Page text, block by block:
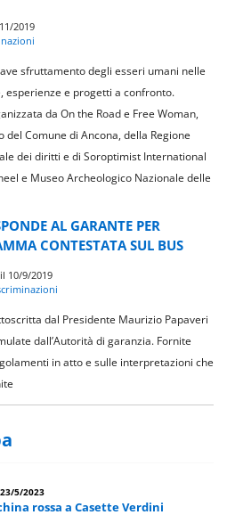
2019
sfruttamento degli esseri umani nelle
esperienze e progetti a confronto.
da On the Road e Free Woman,
Comune di Ancona, della Regione
dei diritti e di Soroptimist International
e Museo Archeologico Nazionale delle
AL GARANTE PER
CONTESTATA SUL BUS
10/9/2019
dal Presidente Maurizio Papaveri
dall’Autorità di garanzia. Fornite
in atto e sulle interpretazioni che
5/2023
rossa a Casette Verdini